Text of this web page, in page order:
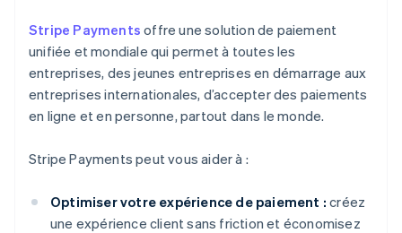
Stripe Payments offre une solution de paiement
unifiée et mondiale qui permet à toutes les
entreprises, des jeunes entreprises en démarrage aux
entreprises internationales, d’accepter des paiements
en ligne et en personne, partout dans le monde.
Stripe Payments peut vous aider à :
Optimiser votre expérience de paiement : créez
une expérience client sans friction et économisez